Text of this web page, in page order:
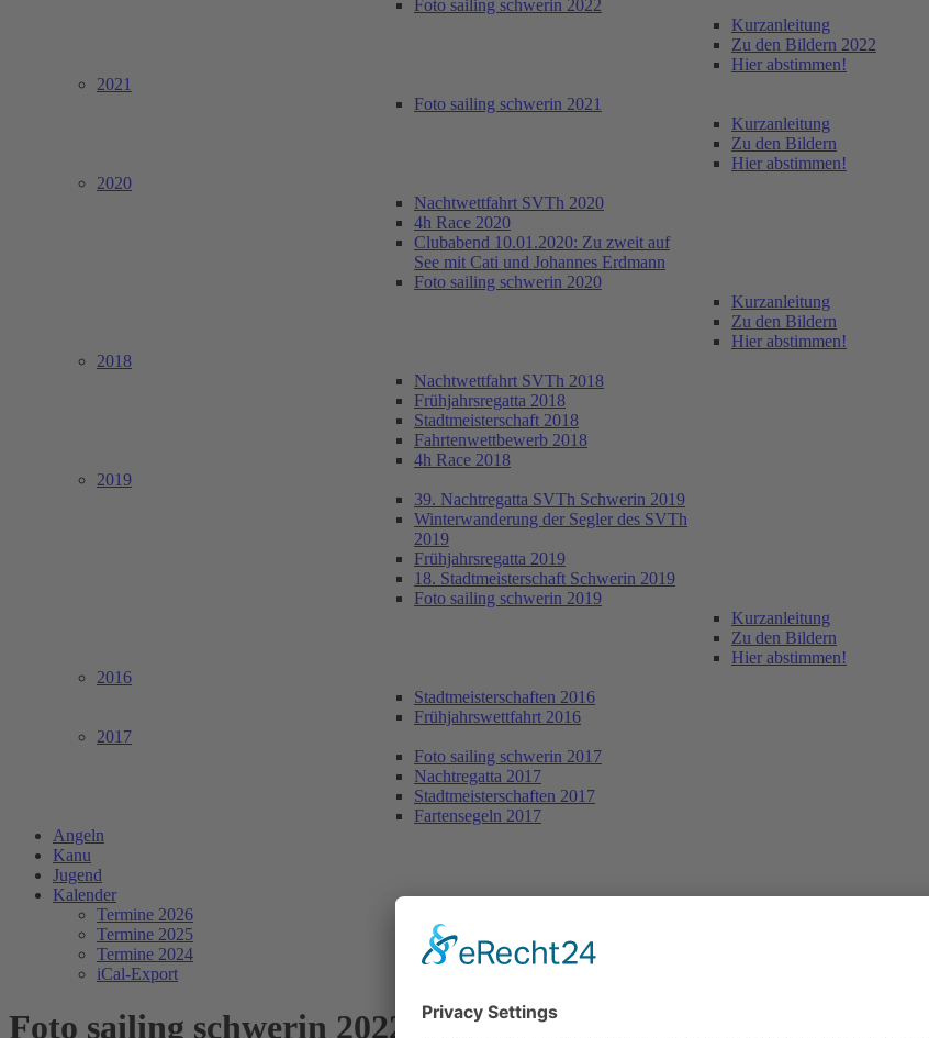
Foto sailing schwerin 2022
Kurzanleitung
Zu den Bildern 2022
Hier abstimmen!
2021
Foto sailing schwerin 2021
Kurzanleitung
Zu den Bildern
Hier abstimmen!
2020
Nachtwettfahrt SVTh 2020
4h Race 2020
Clubabend 10.01.2020: Zu zweit auf
See mit Cati und Johannes Erdmann
Foto sailing schwerin 2020
Kurzanleitung
Zu den Bildern
Hier abstimmen!
2018
Nachtwettfahrt SVTh 2018
Frühjahrsregatta 2018
Stadtmeisterschaft 2018
Fahrtenwettbewerb 2018
4h Race 2018
2019
39. Nachtregatta SVTh Schwerin 2019
Winterwanderung der Segler des SVTh
2019
Frühjahrsregatta 2019
18. Stadtmeisterschaft Schwerin 2019
Foto sailing schwerin 2019
Kurzanleitung
Zu den Bildern
Hier abstimmen!
2016
Stadtmeisterschaften 2016
Frühjahrswettfahrt 2016
2017
Foto sailing schwerin 2017
Nachtregatta 2017
Stadtmeisterschaften 2017
Fartensegeln 2017
Angeln
Kanu
Jugend
Kalender
Termine 2026
Termine 2025
Termine 2024
iCal-Export
Foto sailing schwerin 2022